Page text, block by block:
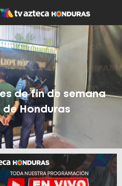
de fin de semana
Honduras